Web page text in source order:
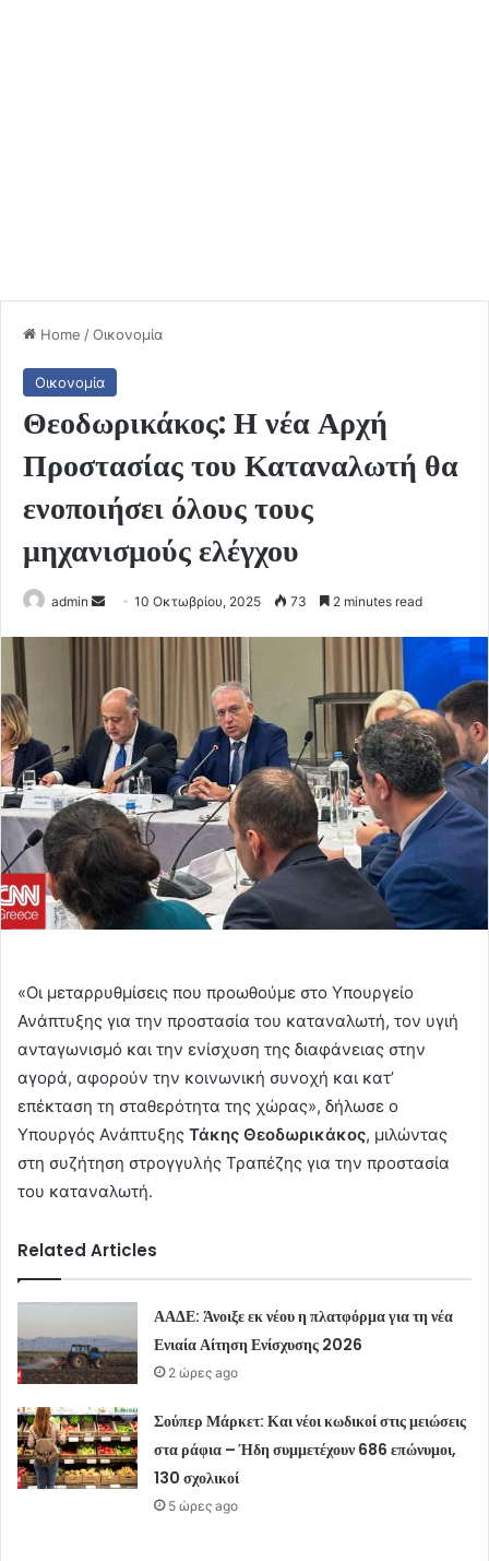
Home /Οικονομία
Οικονομία
Θεοδωρικάκος: Η νέα Αρχή
Προστασίας του Καταναλωτή θα
ενοποιήσει όλους τους
μηχανισμούς ελέγχου
admin
Send10 Οκτωβρίου, 2025 73 2 minutes read
«Οι μεταρρυθμίσεις που προωθούμε στο Υπουργείο
Ανάπτυξης για την προστασία του καταναλωτή, τον υγιή
ανταγωνισμό και την ενίσχυση της διαφάνειας στην
αγορά, αφορούν την κοινωνική συνοχή και κατ’
επέκταση τη σταθερότητα της χώρας», δήλωσε ο
Υπουργός Ανάπτυξης Τάκης Θεοδωρικάκος, μιλώντας
στη συζήτηση στρογγυλής Τραπέζης για την προστασία
του καταναλωτή.
Related Articles
ΑΑΔΕ: Άνοιξε εκ νέου η πλατφόρμα για τη νέα
Ενιαία Αίτηση Ενίσχυσης 2026
2 ώρες ago
Σούπερ Μάρκετ: Και νέοι κωδικοί στις μειώσεις
στα ράφια – Ήδη συμμετέχουν 686 επώνυμοι,
130 σχολικοί
5 ώρες ago